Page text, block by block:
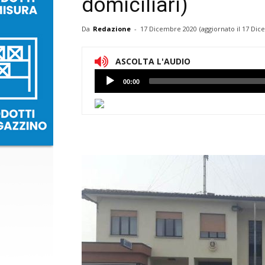
domiciliari)
Da Redazione - 17 Dicembre 2020 (aggiornato il 17
ASCOLTA L'AUDIO
Lettore
Audio
00:00